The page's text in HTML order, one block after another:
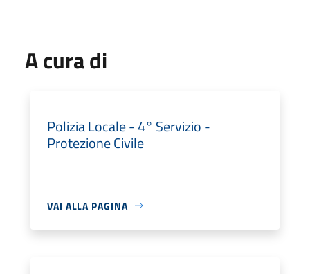
A cura di
Polizia Locale - 4° Servizio -
Protezione Civile
VAI ALLA PAGINA